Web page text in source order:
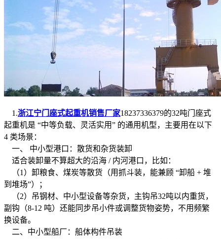
1.浙江宁门座式起重机销售厂家18237336379的32吨门座式
起重机是 “中等负载、灵活实用” 的通用机型，主要用在以下
4 类场景：
一、 中小型港口：散货和杂货装卸
适合装卸量不算超大的沿海 / 内河港口，比如：
（1）卸粮食、煤炭等散货（用抓斗装，能兼顾 “卸船 + 堆
到堆场”）；
（2）吊钢材、中小型设备等杂货，主钩吊32吨以内重货，
副钩（8-12 吨）还能同步吊小件或调整货物姿势，不用频繁
换设备。
二、中小型船厂：船体构件吊装